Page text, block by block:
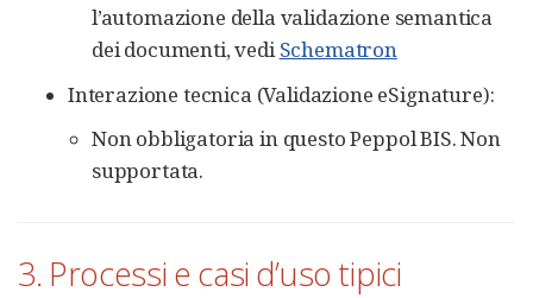
l’automazione della validazione semantica
dei documenti, vediSchematron
Interazione tecnica (Validazione eSignature):
Non obbligatoria in questo Peppol BIS. Non
supportata.
3. Processi e casi d’uso tipici